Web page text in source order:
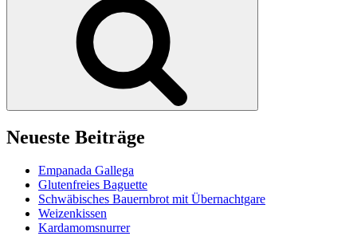
Neueste Beiträge
Empanada Gallega
Glutenfreies Baguette
Schwäbisches Bauernbrot mit Übernachtgare
Weizenkissen
Kardamomsnurrer